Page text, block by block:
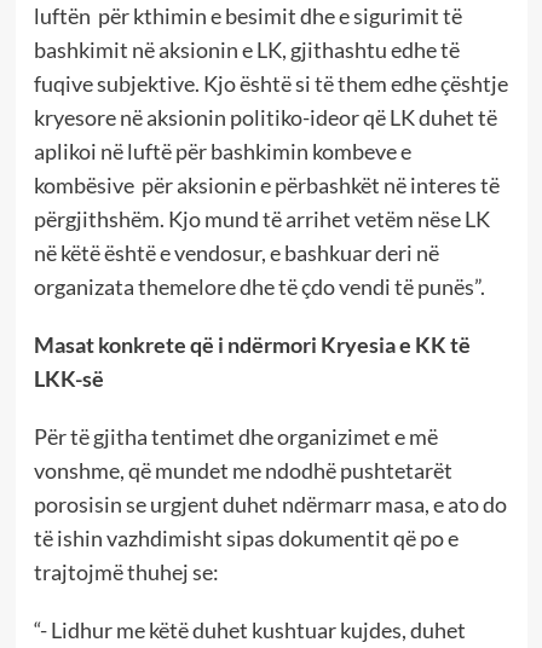
luftën për kthimin e besimit dhe e sigurimit të
bashkimit në aksionin e LK, gjithashtu edhe të
fuqive subjektive. Kjo është si të them edhe çështje
kryesore në aksionin politiko-ideor që LK duhet të
aplikoi në luftë për bashkimin kombeve e
kombësive për aksionin e përbashkët në interes të
përgjithshëm. Kjo mund të arrihet vetëm nëse LK
në këtë është e vendosur, e bashkuar deri në
organizata themelore dhe të çdo vendi të punës”.
Masat konkrete që i ndërmori Kryesia e KK të
LKK-së
Për të gjitha tentimet dhe organizimet e më
vonshme, që mundet me ndodhë pushtetarët
porosisin se urgjent duhet ndërmarr masa, e ato do
të ishin vazhdimisht sipas dokumentit që po e
trajtojmë thuhej se:
“- Lidhur me këtë duhet kushtuar kujdes, duhet